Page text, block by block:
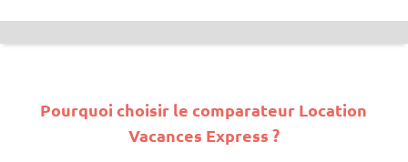
Pourquoi choisir le comparateur Location
Vacances Express ?